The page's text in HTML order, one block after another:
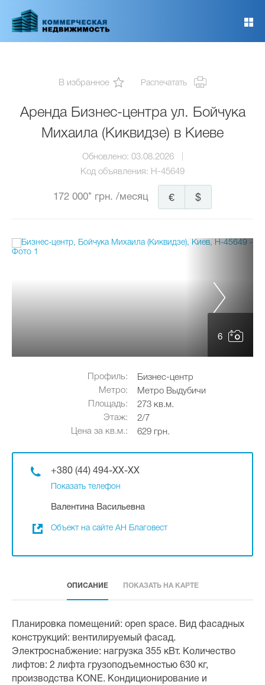
основному
В избранное Распечатать
Аренда Бизнес-центра ул. Бойчука
Михаила (Киквидзе) в Киеве
Обновлено: 03.08.2026
Код объявления: H-45649
172 000* грн. /месяц $
€
6
Профиль:
Бизнес-центр
Метро:
Метро Выдубичи
Площадь:
273 кв.м.
Этаж:
2/7
Цена за кв.м.:
629 грн.
+380 (44) 494-XX-XX
Показать телефон
Валентина Васильевна
Объект на сайте АН Благовест
ОПИСАНИЕ ПОКАЗАТЬ НА КАРТЕ
Планировка помещений: open space. Вид фасадных
конструкций: вентилируемый фасад.
Электроснабжение: нагрузка 355 кВт. Количество
лифтов: 2 лифта грузоподъемностью 630 кг,
производства KONE. Кондиционирование и